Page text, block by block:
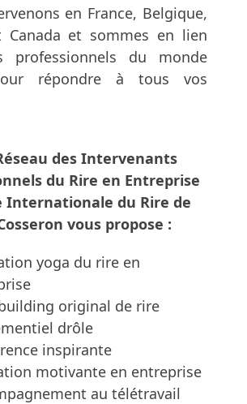
en France, Belgique,
Canada et sommes en lien
professionnels du monde
répondre à tous vos
des Intervenants
du Rire en Entreprise
Internationale du Rire de
vous propose :
yoga du rire en
original de rire
drôle
inspirante
motivante en entreprise
au télétravail